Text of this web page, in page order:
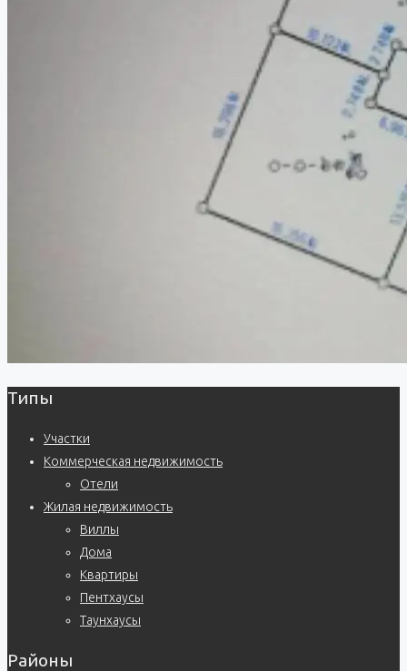
Типы
Участки
Коммерческая недвижимость
Отели
Жилая недвижимость
Виллы
Дома
Квартиры
Пентхаусы
Таунхаусы
Районы